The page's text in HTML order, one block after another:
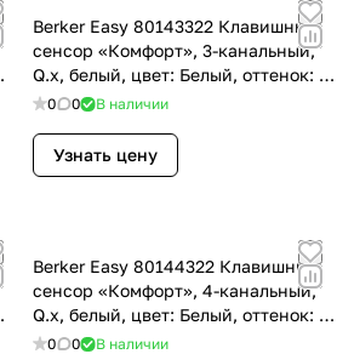
Berker Easy 80143322 Клавишный
сенсор «Комфорт», 3-канальный,
Q.x, белый, цвет: Белый, оттенок: С
эффектом бархата
0 0 В наличии
Узнать цену
Berker Easy 80144322 Клавишный
сенсор «Комфорт», 4-канальный,
Q.x, белый, цвет: Белый, оттенок: С
эффектом бархата
0 0 В наличии